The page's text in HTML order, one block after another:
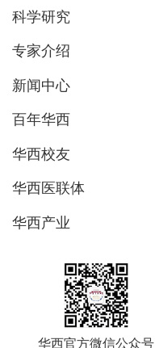
科学研究
专家介绍
新闻中心
百年华西
华西校友
华西医联体
华西产业
华西官方微信公众号